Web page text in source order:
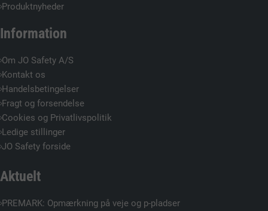
Produktnyheder
Information
Om JO Safety A/S
Kontakt os
Handelsbetingelser
Fragt og forsendelse
Cookies og Privatlivspolitik
Ledige stillinger
JO Safety forside
Aktuelt
PREMARK: Opmærkning på veje og p-pladser